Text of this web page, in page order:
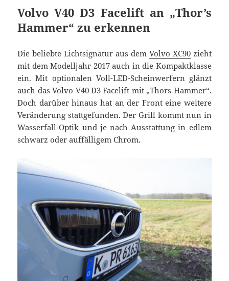
Volvo V40 D3 Facelift an „Thor’s
Hammer“ zu erkennen
Die beliebte Lichtsignatur aus dem Volvo XC90zieht
mit dem Modelljahr 2017 auch in die Kompaktklasse
ein. Mit optionalen Voll-LED-Scheinwerfern glänzt
auch das Volvo V40 D3 Facelift mit „Thors Hammer“.
Doch darüber hinaus hat an der Front eine weitere
Veränderung stattgefunden. Der Grill kommt nun in
Wasserfall-Optik und je nach Ausstattung in edlem
schwarz oder auffälligem Chrom.